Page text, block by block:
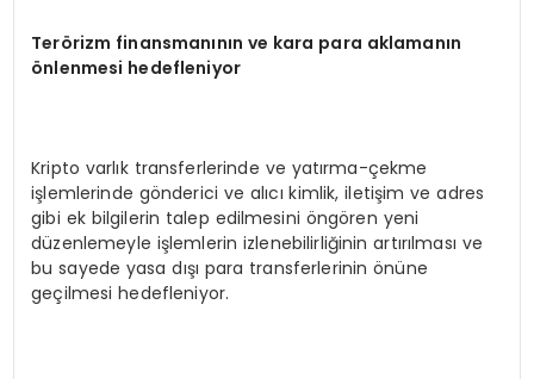
Terörizm finansmanının ve kara para aklamanın
önlenmesi hedefleniyor
Kripto varlık transferlerinde ve yatırma-çekme
işlemlerinde gönderici ve alıcı kimlik, iletişim ve adres
gibi ek bilgilerin talep edilmesini öngören yeni
düzenlemeyle işlemlerin izlenebilirliğinin artırılması ve
bu sayede yasa dışı para transferlerinin önüne
geçilmesi hedefleniyor.